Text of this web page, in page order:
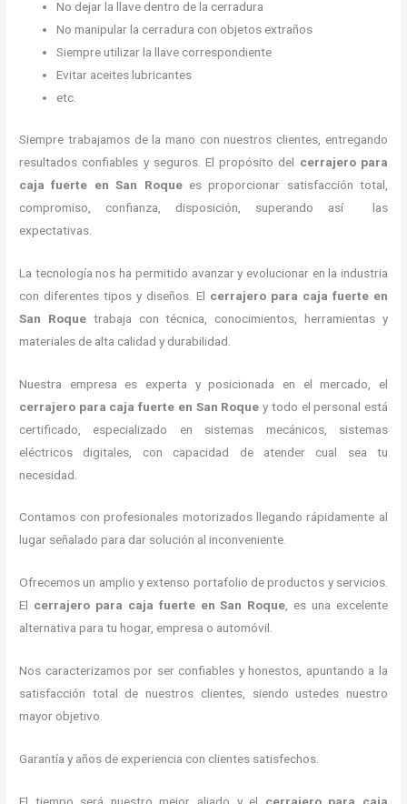
No dejar la llave dentro de la cerradura
No manipular la cerradura con objetos extraños
Siempre utilizar la llave correspondiente
Evitar aceites lubricantes
etc.
Siempre trabajamos de la mano con nuestros clientes, entregando
resultados confiables y seguros. El propósito del cerrajero para
caja fuerte en San Roquees proporcionar satisfacción total,
compromiso, confianza, disposición, superando así las
expectativas.
La tecnología nos ha permitido avanzar y evolucionar en la industria
con diferentes tipos y diseños. El cerrajero para caja fuerteen
San Roquetrabaja con técnica, conocimientos, herramientas y
materiales de alta calidad y durabilidad.
Nuestra empresa es experta y posicionada en el mercado, el
cerrajero para caja fuerte en San Roque y todo el personal está
certificado, especializado en sistemas mecánicos, sistemas
eléctricos digitales, con capacidad de atender cual sea tu
necesidad.
Contamos con profesionales motorizados llegando rápidamente al
lugar señalado para dar solución al inconveniente.
Ofrecemos un amplio y extenso portafolio de productos y servicios.
El cerrajero para caja fuerteen San Roque, es una excelente
alternativa para tu hogar, empresa o automóvil.
Nos caracterizamos por ser confiables y honestos, apuntando a la
satisfacción total de nuestros clientes, siendo ustedes nuestro
mayor objetivo.
Garantía y años de experiencia con clientes satisfechos.